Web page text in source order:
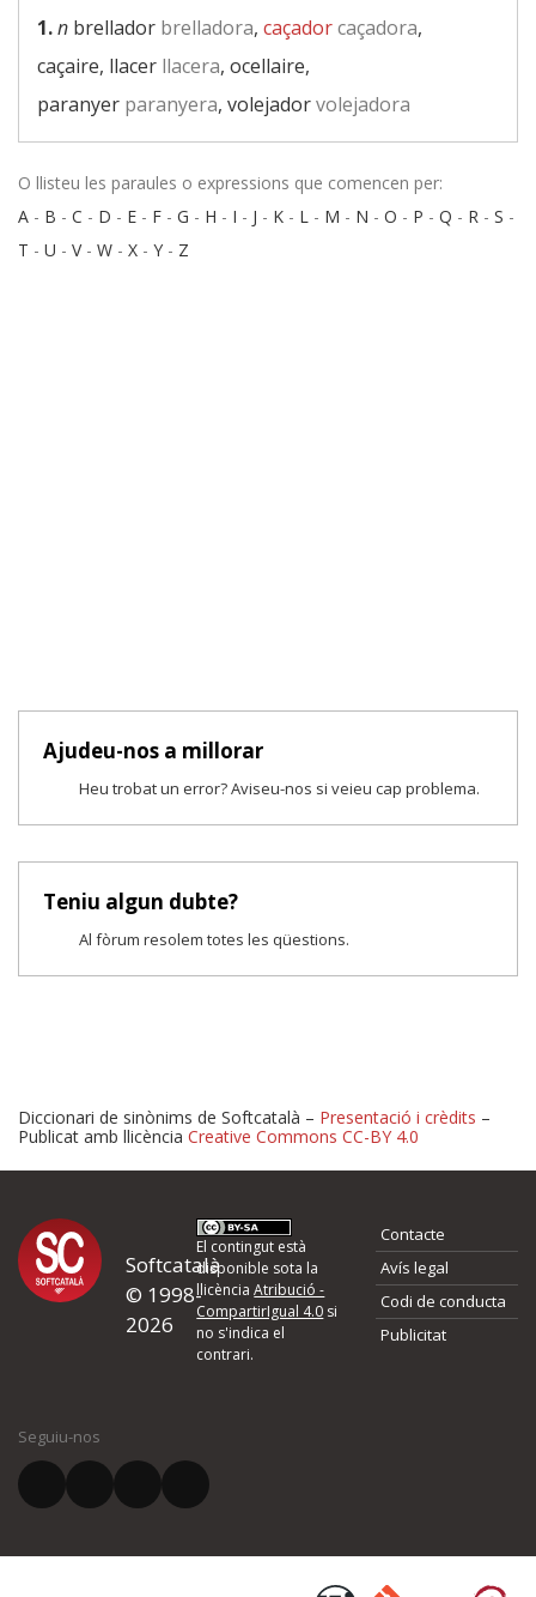
1.n brellador brelladora, caçadorcaçadora,
caçaire, llacer llacera, ocellaire,
paranyer paranyera, volejadorvolejadora
O llisteu les paraules o expressions que comencen per:
A - B - C - D - E - F - G - H - I - J - K - L - M - N - O - P - Q - R - S -
T - U - V- W - X - Y - Z
Ajudeu-nos a millorar
Heu trobat un error? Aviseu-nos si veieu cap problema.
Teniu algun dubte?
Al fòrum resolem totes les qüestions.
Proposeu-nos millores o
d'errors
Si heu trobat un error o voleu proposar alguna millora, ompliu els
quina és la millora que proposeu o l'error del qual voleu informar-
El vostre correu electrònic *
Diccionari de sinònims de Softcatalà – Presentació i crèdits –
Publicat amb llicència Creative Commons CC-BY 4.0
Softcatalà
© 1998-
2026
El contingut està
disponible sota la
llicènciaAtribució -
CompartirIgual 4.0 si
no s'indica el
contrari.
Contacte
Avís legal
Codi de conducta
Publicitat
Seguiu-nos